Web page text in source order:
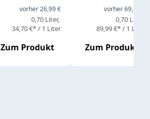
vorher 26,99 €
0,70 Liter
34,70 €* / 1 Liter
Zum Produkt
vorher 69,99 €
0,70 Liter
89,99 €* / 1 Liter
Zum Produkt